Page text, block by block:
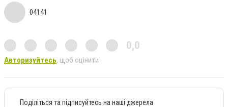
04141
0,0
Авторизуйтесь, щоб оцінити
Поділіться та підписуйтесь на наші джерела